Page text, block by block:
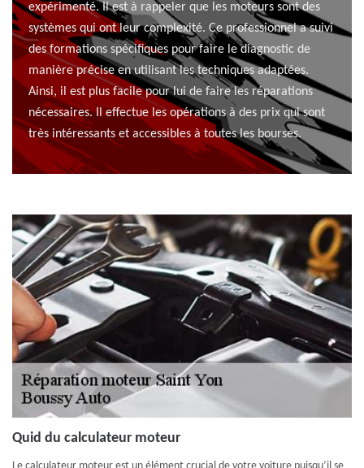
expérimenté. Il est à rappeler que les moteurs sont des
systèmes qui ont leur complexité. Ce professionnel a suivi
des formations spécifiques pour faire le diagnostic de
manière précise en utilisant les techniques adaptées.
Ainsi, il est plus facile pour lui de faire les réparations
nécessaires. Il effectue les opérations à des prix qui sont
très intéressants et accessibles à toutes les bourses.
Quid du calculateur moteur